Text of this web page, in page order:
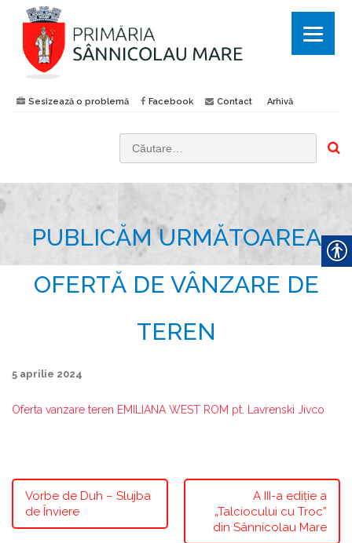
Sesizează o problemă Facebook Contact Arhivă
PUBLICĂM URMĂTOAREA
OFERTĂ DE VÂNZARE DE
TEREN
5 aprilie 2024
Oferta vanzare teren EMILIANA WEST ROM pt. Lavrenski Jivco
Vorbe de Duh – Slujba
de Înviere
A III-a ediție a
„Talciocului cu Troc”
din Sânnicolau Mare